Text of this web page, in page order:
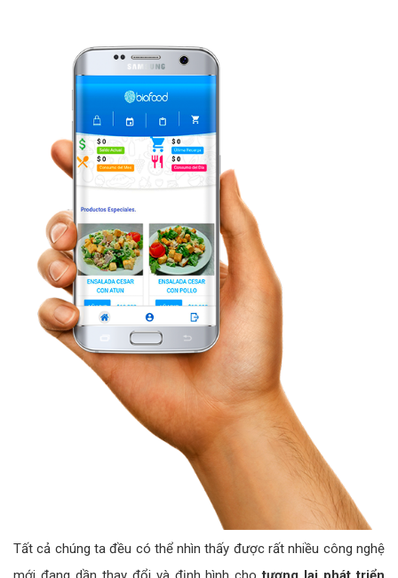
Tất cả chúng ta đều có thể nhìn thấy được rất nhiều công nghệ